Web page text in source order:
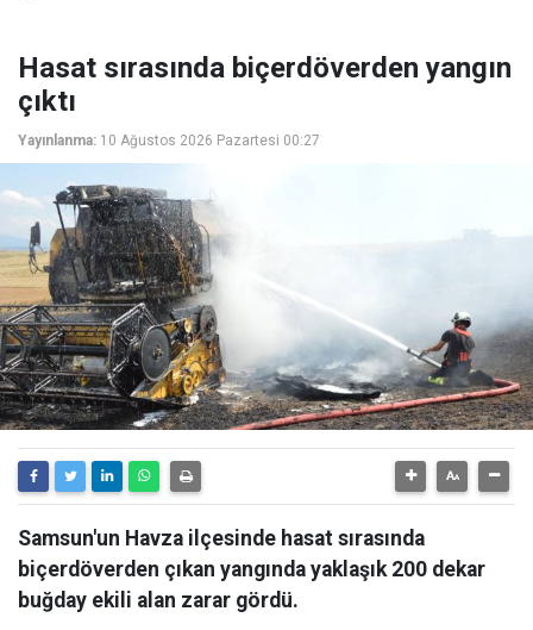
Hasat sırasında biçerdöverden yangın
çıktı
Yayınlanma: 10 Ağustos 2026 Pazartesi 00:27
Samsun'un Havza ilçesinde hasat sırasında
biçerdöverden çıkan yangında yaklaşık 200 dekar
buğday ekili alan zarar gördü.